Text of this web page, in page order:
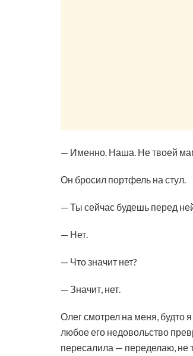
— Именно. Наша. Не твоей
Он бросил портфель на стул.
— Ты сейчас будешь перед
— Нет.
— Что значит нет?
— Значит, нет.
Олег смотрел на меня, будто
любое его недовольство
пересалила — переделаю, не